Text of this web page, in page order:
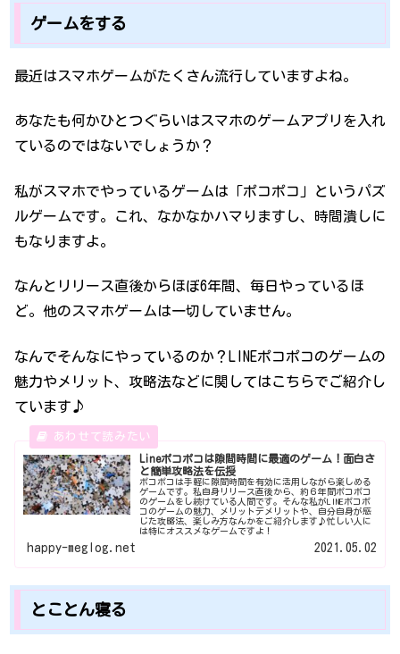
ゲームをする
最近はスマホゲームがたくさん流行していますよね。
あなたも何かひとつぐらいはスマホのゲームアプリを入れ
ているのではないでしょうか？
私がスマホでやっているゲームは「ポコポコ」というパズ
ルゲームです。これ、なかなかハマりますし、時間潰しに
もなりますよ。
なんとリリース直後からほぼ6年間、毎日やっているほ
ど。他のスマホゲームは一切していません。
なんでそんなにやっているのか？LINEポコポコのゲームの
魅力やメリット、攻略法などに関してはこちらでご紹介し
ています♪
Lineポコポコは隙間時間に最適のゲーム！面白さ
と簡単攻略法を伝授
ポコポコは手軽に隙間時間を有効に活用しながら楽しめる
ゲームです。私自身リリース直後から、約６年間ポコポコ
のゲームをし続けている人間です。そんな私がLINEポコポ
コのゲームの魅力、メリットデメリットや、自分自身が感
じた攻略法、楽しみ方なんかをご紹介します♪忙しい人に
は特にオススメなゲームですよ！
happy-meglog.net 2021.05.02
とことん寝る